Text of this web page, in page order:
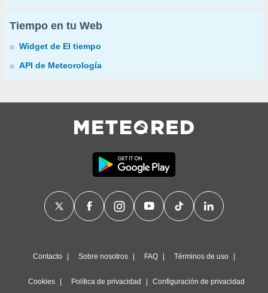
Tiempo en tu Web
Widget de El tiempo
API de Meteorología
Contacto Sobre nosotros FAQ Términos de uso
Cookies Política de privacidad Configuración de privacidad